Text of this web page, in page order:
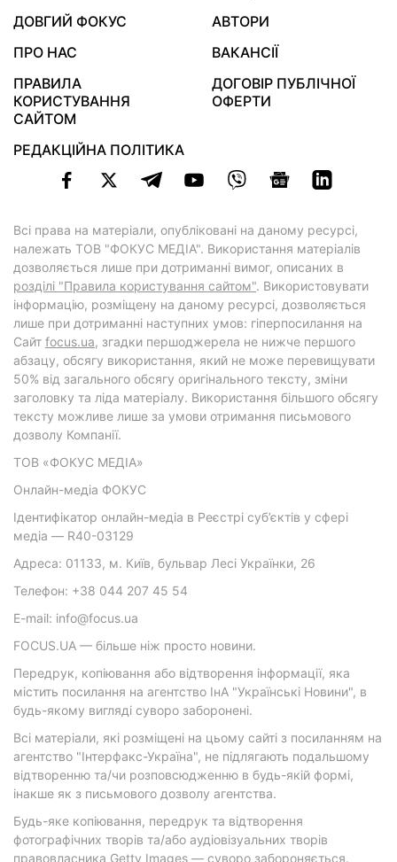
ДОВГИЙ ФОКУС
АВТОРИ
ПРО НАС
ВАКАНСІЇ
ПРАВИЛА
КОРИСТУВАННЯ
САЙТОМ
ДОГОВІР ПУБЛІЧНОЇ
ОФЕРТИ
РЕДАКЦІЙНА ПОЛІТИКА
Всі права на матеріали, опубліковані на даному ресурсі,
належать ТОВ "ФОКУС МЕДІА". Використання матеріалів
дозволяється лише при дотриманні вимог, описаних в
розділі "Правила користування сайтом". Використовувати
інформацію, розміщену на даному ресурсі, дозволяється
лише при дотриманні наступних умов: гіперпосилання на
Cайт focus.ua, згадки першоджерела не нижче першого
абзацу, обсягу використання, який не може перевищувати
50% від загального обсягу оригінального тексту, зміни
заголовку та ліда матеріалу. Використання більшого обсягу
тексту можливе лише за умови отримання письмового
дозволу Компанії.
ТОВ «ФОКУС МЕДІА»
Онлайн-медіа ФОКУС
Ідентифікатор онлайн-медіа в Реєстрі суб’єктів у сфері
медіа — R40-03129
Адреса: 01133, м. Київ, бульвар Лесі Українки, 26
Телефон: +38 044 207 45 54
E-mail: info@focus.ua
FOCUS.UA — більше ніж просто новини.
Передрук, копіювання або відтворення інформації, яка
містить посилання на агентство ІнА "Українські Новини", в
будь-якому вигляді суворо заборонені.
Всі матеріали, які розміщені на цьому сайті з посиланням на
агентство "Інтерфакс-Україна", не підлягають подальшому
відтворенню та/чи розповсюдженню в будь-якій формі,
інакше як з письмового дозволу агентства.
Будь-яке копіювання, передрук та відтворення
фотографічних творів та/або аудіовізуальних творів
правовласника Getty Images — суворо забороняється.